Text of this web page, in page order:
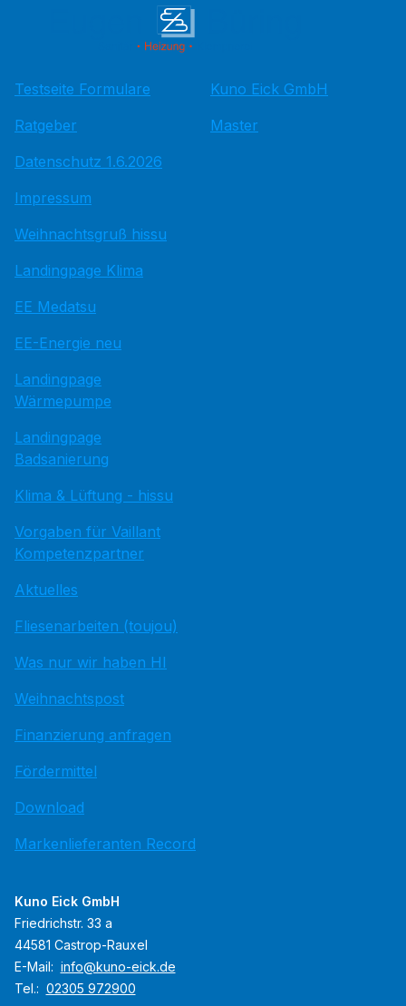
Testseite Formulare
Ratgeber
Datenschutz 1.6.2026
Impressum
Weihnachtsgruß hissu
Landingpage Klima
EE Medatsu
EE-Energie neu
Landingpage
Wärmepumpe
Landingpage
Badsanierung
Klima & Lüftung - hissu
Vorgaben für Vaillant
Kompetenzpartner
Aktuelles
Fliesenarbeiten (toujou)
Was nur wir haben HI
Weihnachtspost
Finanzierung anfragen
Fördermittel
Download
Markenlieferanten Record
Kuno Eick GmbH
Master
Kuno Eick GmbH
Friedrichstr. 33 a
44581 Castrop-Rauxel
E-Mail: info@kuno-eick.de
Tel.: 02305 972900